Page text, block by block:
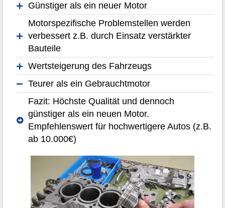
Günstiger als ein neuer Motor
Motorspezifische Problemstellen werden
verbessert z.B. durch Einsatz verstärkter
Bauteile
Wertsteigerung des Fahrzeugs
Teurer als ein Gebrauchtmotor
Fazit: Höchste Qualität und dennoch
günstiger als ein neuen Motor.
Empfehlenswert für hochwertigere Autos (z.B.
ab 10.000€)